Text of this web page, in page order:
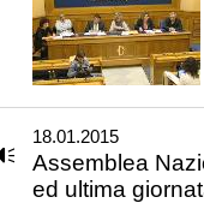
18.01.2015
Assemblea
ed ultima